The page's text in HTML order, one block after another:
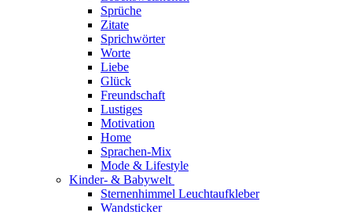
Sprüche
Zitate
Sprichwörter
Worte
Liebe
Glück
Freundschaft
Lustiges
Motivation
Home
Sprachen-Mix
Mode & Lifestyle
Kinder- & Babywelt
Sternenhimmel Leuchtaufkleber
Wandsticker